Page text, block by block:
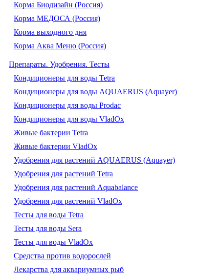
Корма Биодизайн (Россия)
Корма МЕДОСА (Россия)
Корма выходного дня
Корма Аква Меню (Россия)
Препараты. Удобрения. Тесты
Кондиционеры для воды Tetra
Кондиционеры для воды AQUAERUS (Aquayer)
Кондиционеры для воды Prodac
Кондиционеры для воды VladOx
Живые бактерии Tetra
Живые бактерии VladOx
Удобрения для растений AQUAERUS (Aquayer)
Удобрения для растений Tetra
Удобрения для растений Aquabalance
Удобрения для растений VladOx
Тесты для воды Tetra
Тесты для воды Sera
Тесты для воды VladOx
Средства против водорослей
Лекарства для аквариумных рыб